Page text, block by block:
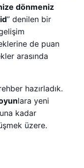
dönmeniz
” denilen bir
de puan
arasında
hazırladık.
lara yeni
kadar
üzere.